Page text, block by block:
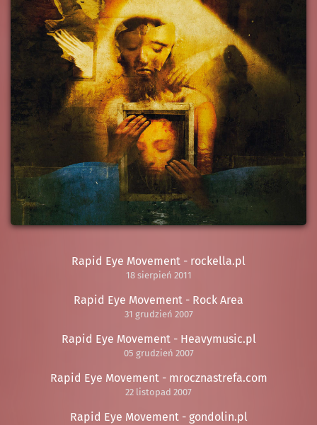
Rapid Eye Movement - rockella.pl
18 sierpień 2011
Rapid Eye Movement - Rock Area
31 grudzień 2007
Rapid Eye Movement - Heavymusic.pl
05 grudzień 2007
Rapid Eye Movement - mrocznastrefa.com
22 listopad 2007
Rapid Eye Movement - gondolin.pl